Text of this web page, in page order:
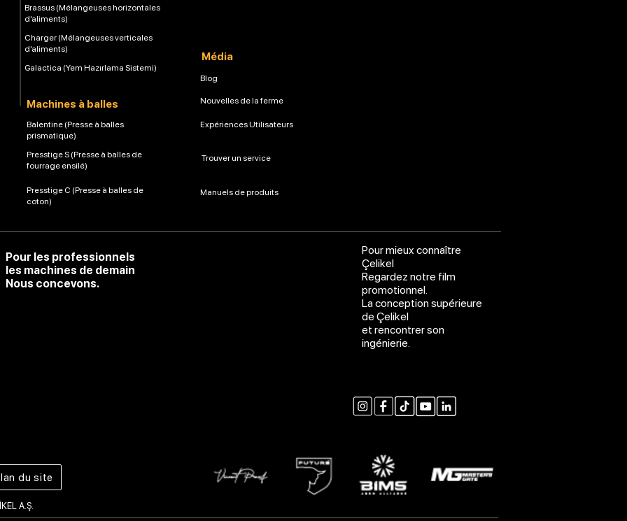
Brassus (Mélangeuses horizontales
d’aliments)
Média
Charger (Mélangeuses verticales
d’aliments)
Galactica (Yem Hazırlama Sistemi)
Machines à balles
Blog
Nouvelles de la ferme
Balentine (Presse à balles
prismatique)
Expériences Utilisateurs
Presstige S (Presse à balles de
fourrage ensilé)
Trouver un service
Presstige C (Presse à balles de
coton)
Manuels de produits
Pour les professionnels
les machines de demain
Nous concevons.
du site
Pour mieux connaître
Çelikel
Regardez notre film
promotionnel.
La conception supérieure
de Çelikel
et rencontrer son
ingénierie.
A.Ş.